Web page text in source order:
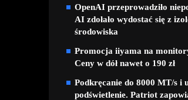
OpenAI przeprowadziło
AI zdołało wydostać się z
środowiska
Promocja iiyama na
Ceny w dół nawet o 190 zł
Podkręcanie do 8000 MT/s i
podświetlenie. Patriot